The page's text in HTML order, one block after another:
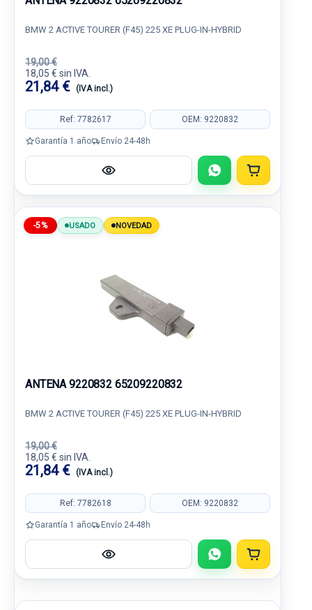
BMW 2 ACTIVE TOURER (F45) 225 XE PLUG-IN-HYBRID
19,00 €
18,05 € sin IVA.
21,84 € (IVA incl.)
Ref: 7782617 OEM: 9220832
Garantía 1 año Envío 24-48h
-5% USADO NOVEDAD
ANTENA 9220832 65209220832
BMW 2 ACTIVE TOURER (F45) 225 XE PLUG-IN-HYBRID
19,00 €
18,05 € sin IVA.
21,84 € (IVA incl.)
Ref: 7782618 OEM: 9220832
Garantía 1 año Envío 24-48h